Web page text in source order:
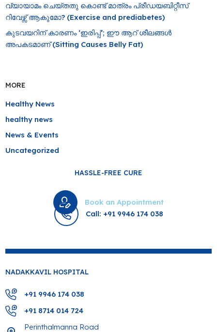
വ്യായാമം ചെയ്തതു കൊണ്ട് മാത്രം പ്രീഡയബിറ്റീസ്
റിവേഴ്സ് ആകുമോ? (Exercise and prediabetes)
കുടവയറിന് കാരണം ‘ഇരിപ്പ്’; ഈ ആറ് ശീലങ്ങൾ
അപകടമാണ് (Sitting Causes Belly Fat)
MORE
Healthy News
healthy news
News & Events
Uncategorized
HASSLE-FREE CURE
Book an Appointment
Call: +91 9946 174 038
NADAKKAVIL HOSPITAL
+91 9946 174 038
+91 8714 014 724
Perinthalmanna Road